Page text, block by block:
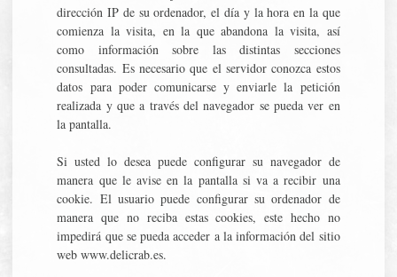
dirección IP de su ordenador, el día y la hora en la que
comienza la visita, en la que abandona la visita, así
como información sobre las distintas secciones
consultadas. Es necesario que el servidor conozca estos
datos para poder comunicarse y enviarle la petición
realizada y que a través del navegador se pueda ver en
la pantalla.
Si usted lo desea puede configurar su navegador de
manera que le avise en la pantalla si va a recibir una
cookie. El usuario puede configurar su ordenador de
manera que no reciba estas cookies, este hecho no
impedirá que se pueda acceder a la información del sitio
web www.delicrab.es.